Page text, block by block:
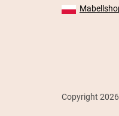
Copyright 2026